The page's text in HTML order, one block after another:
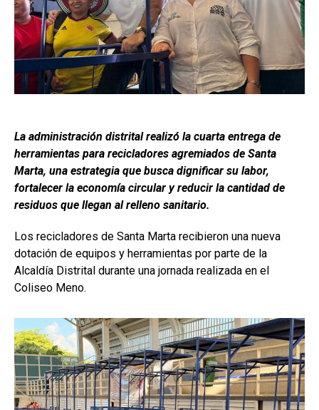
La administración distrital realizó la cuarta entrega de
herramientas para recicladores agremiados de Santa
Marta, una estrategia que busca dignificar su labor,
fortalecer la economía circular y reducir la cantidad de
residuos que llegan al relleno sanitario.
Los recicladores de Santa Marta recibieron una nueva
dotación de equipos y herramientas por parte de la
Alcaldía Distrital durante una jornada realizada en el
Coliseo Meno.